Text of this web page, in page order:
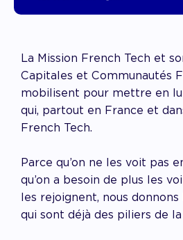
La Mission French Tech et
Capitales et Communautés
mobilisent pour mettre en
qui, partout en France et
French Tech.
Parce qu’on ne les voit pas
qu’on a besoin de plus les
les rejoignent, nous
qui sont déjà des piliers de